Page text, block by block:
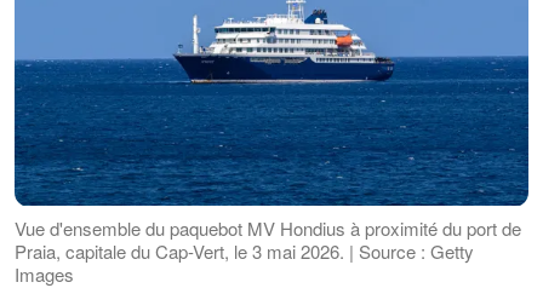
Vue d'ensemble du paquebot MV Hondius à proximité du port de
Praia, capitale du Cap-Vert, le 3 mai 2026. | Source : Getty
Images